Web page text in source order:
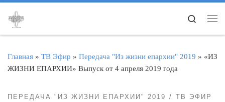
Перейти к содержимому
Search
Главная » ТВ Эфир » Передача "Из жизни епархии" 2019 » «ИЗ
ЖИЗНИ ЕПАРХИИ» Выпуск от 4 апреля 2019 года
ПЕРЕДАЧА "ИЗ ЖИЗНИ ЕПАРХИИ" 2019 ТВ ЭФИР